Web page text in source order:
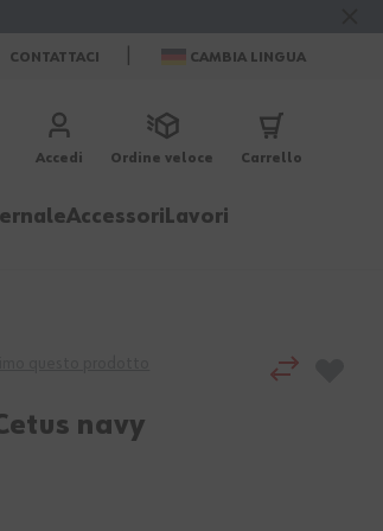
CONTATTACI CAMBIA LINGUA
Accedi Ordine veloce Carrello
Accessori Lavori
navy